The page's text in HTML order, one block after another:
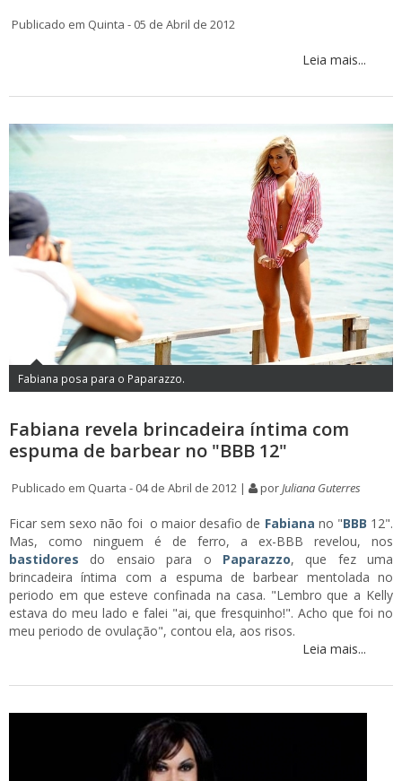
Publicado em Quinta - 05 de Abril de 2012
Leia mais...
Fabiana posa para o Paparazzo.
Fabiana revela brincadeira íntima com
espuma de barbear no "BBB 12"
Publicado em Quarta - 04 de Abril de 2012 | porJuliana Guterres
Ficar sem sexo não foi o maior desafio de Fabiana no "BBB 12".
Mas, como ninguem é de ferro, a ex-BBB revelou, nos
bastidores do ensaio para o Paparazzo, que fez uma
brincadeira íntima com a espuma de barbear mentolada no
periodo em que esteve confinada na casa. "Lembro que a Kelly
estava do meu lado e falei "ai, que fresquinho!". Acho que foi no
meu periodo de ovulação", contou ela, aos risos.
Leia mais...